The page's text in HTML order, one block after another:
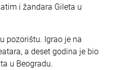
i žandara Gileta u
pozorištu. Igrao je na
a deset godina je bio
u Beogradu.